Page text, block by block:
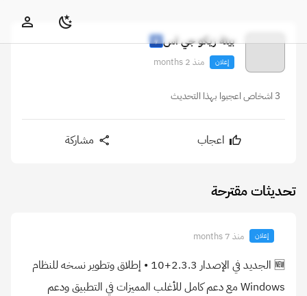
بيئة زيكو جي اس
إعلان منذ 2 months
3 اشخاص اعجبوا بهذا التحديث
اعجاب مشاركة
تحديثات مقترحة
إعلان منذ 7 months
🆕 الجديد في الإصدار 2.3.3+10 • إطلاق وتطوير نسخه للنظام
Windows مع دعم كامل للأغلب المميزات في التطبيق ودعم